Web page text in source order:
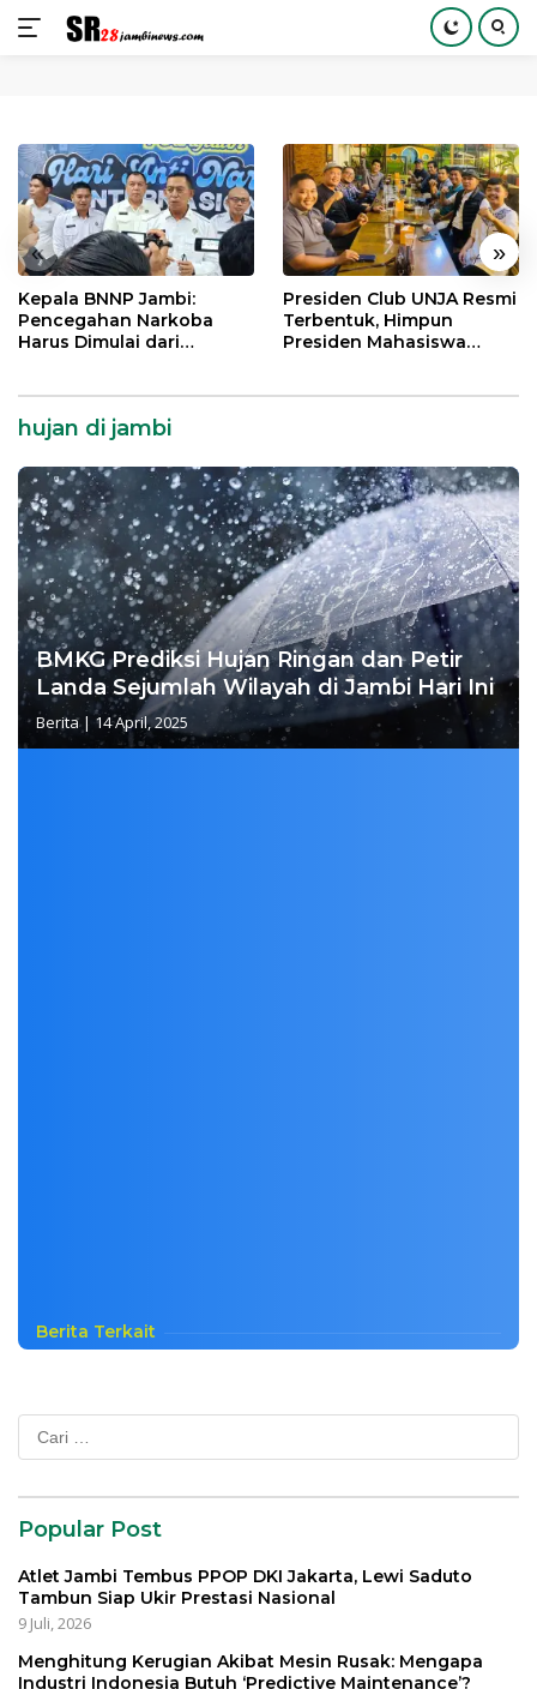
konten
« »
Kepala BNNP Jambi:
Pencegahan Narkoba
Harus Dimulai dari
Presiden Club UNJA Resmi
Terbentuk, Himpun
Presiden Mahasiswa
hujan di jambi
BMKG Prediksi Hujan Ringan dan Petir
Landa Sejumlah Wilayah di Jambi Hari Ini
Berita| 14 April, 2025
Berita Terkait
Cari
untuk:
Popular Post
Atlet Jambi Tembus PPOP DKI Jakarta, Lewi Saduto
Tambun Siap Ukir Prestasi Nasional
9 Juli, 2026
Menghitung Kerugian Akibat Mesin Rusak: Mengapa
Industri Indonesia Butuh ‘Predictive Maintenance’?